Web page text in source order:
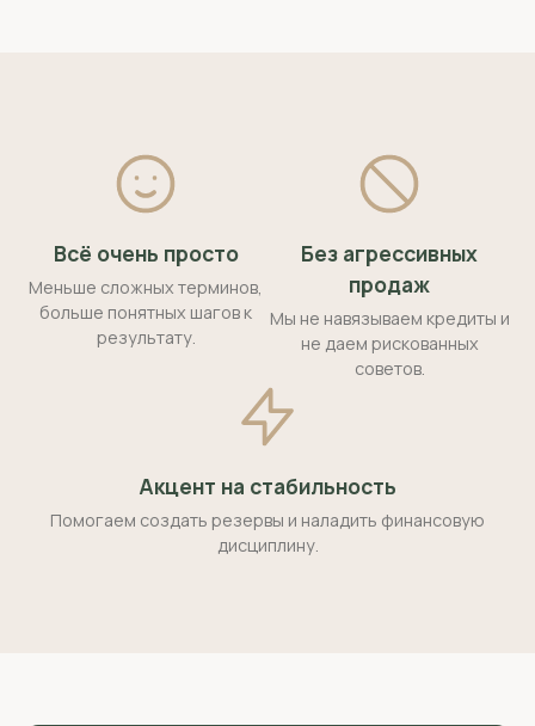
Всё очень просто
Меньше сложных терминов,
больше понятных шагов к
результату.
Без агрессивных
продаж
Мы не навязываем кредиты и
не даем рискованных
советов.
Акцент на стабильность
Помогаем создать резервы и наладить финансовую
дисциплину.